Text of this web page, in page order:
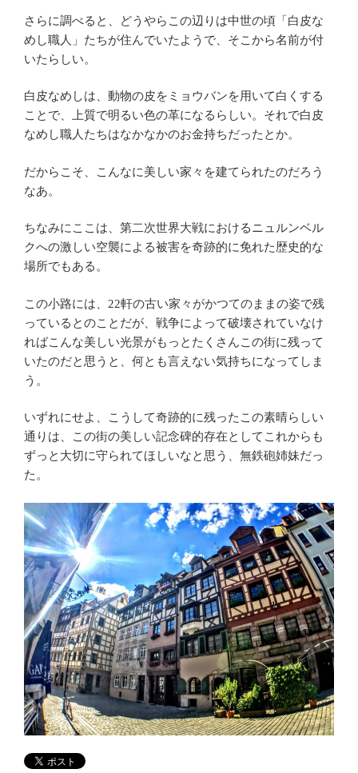
さらに調べると、どうやらこの辺りは中世の頃「白皮な
めし職人」たちが住んでいたようで、そこから名前が付
いたらしい。
白皮なめしは、動物の皮をミョウバンを用いて白くする
ことで、上質で明るい色の革になるらしい。それで白皮
なめし職人たちはなかなかのお金持ちだったとか。
だからこそ、こんなに美しい家々を建てられたのだろう
なあ。
ちなみにここは、第二次世界大戦におけるニュルンベル
クへの激しい空襲による被害を奇跡的に免れた歴史的な
場所でもある。
この小路には、22軒の古い家々がかつてのままの姿で残
っているとのことだが、戦争によって破壊されていなけ
ればこんな美しい光景がもっとたくさんこの街に残って
いたのだと思うと、何とも言えない気持ちになってしま
う。
いずれにせよ、こうして奇跡的に残ったこの素晴らしい
通りは、この街の美しい記念碑的存在としてこれからも
ずっと大切に守られてほしいなと思う、無鉄砲姉妹だっ
た。